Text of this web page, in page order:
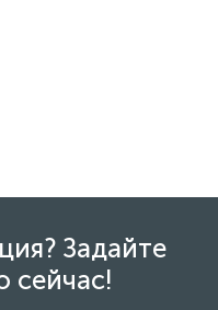
Задайте
сейчас!